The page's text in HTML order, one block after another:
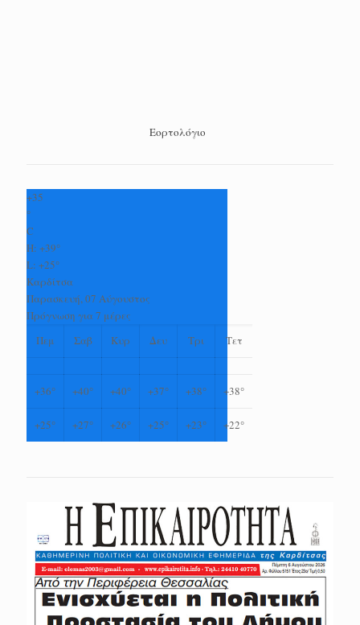
Εορτολόγιο
+35
°
C
H: +39°
L: +25°
Καρδίτσα
Παρασκευή, 07 Αύγουστος
Πρόγνωση για 7 μέρες
Πεμ
Σαβ Κυρ Δευ Τρι Τετ
+36° +40° +40° +37° +38° +38°
+25° +27° +26° +25° +23° +22°